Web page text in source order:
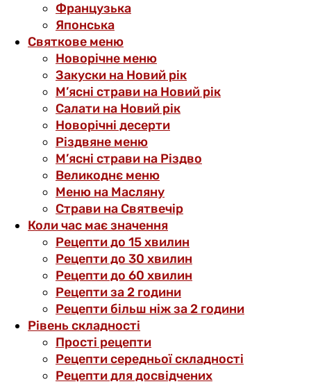
Французька
Японська
Святкове меню
Новорічне меню
Закуски на Новий рік
М’ясні страви на Новий рік
Салати на Новий рік
Новорічні десерти
Різдвяне меню
М’ясні страви на Різдво
Великоднє меню
Меню на Масляну
Страви на Святвечір
Коли час має значення
Рецепти до 15 хвилин
Рецепти до 30 хвилин
Рецепти до 60 хвилин
Рецепти за 2 години
Рецепти більш ніж за 2 години
Рівень складності
Прості рецепти
Рецепти середньої складності
Рецепти для досвідчених